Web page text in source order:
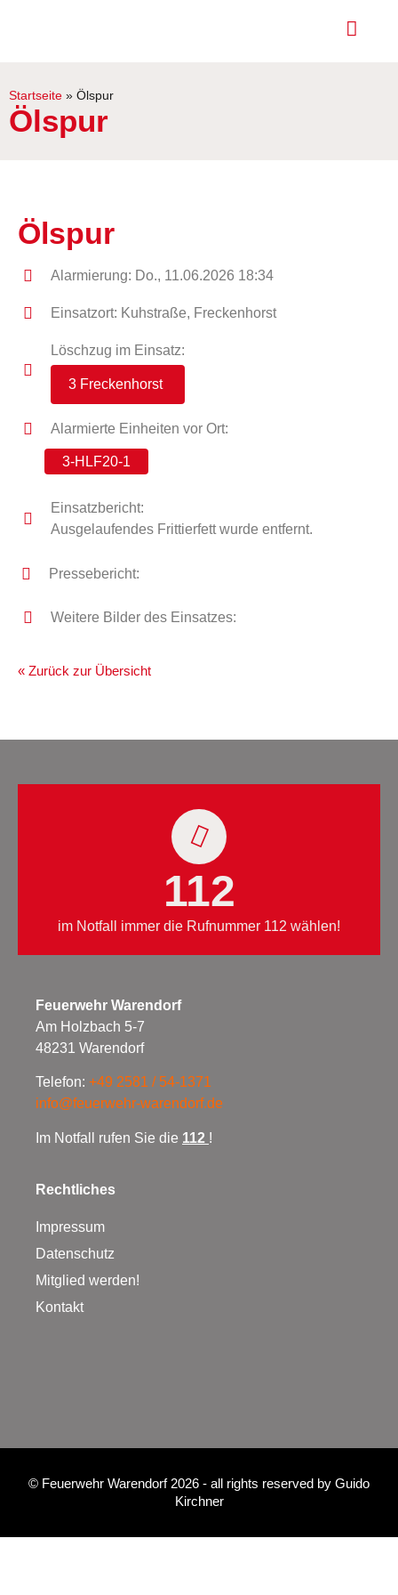
Startseite » Ölspur
Ölspur
Ölspur
Alarmierung: Do., 11.06.2026 18:34
Einsatzort: Kuhstraße, Freckenhorst
Löschzug im Einsatz:
3 Freckenhorst
Alarmierte Einheiten vor Ort:
3-HLF20-1
Einsatzbericht:
Ausgelaufendes Frittierfett wurde entfernt.
Pressebericht:
Weitere Bilder des Einsatzes:
« Zurück zur Übersicht
112
im Notfall immer die Rufnummer 112 wählen!
Feuerwehr Warendorf
Am Holzbach 5-7
48231 Warendorf
Telefon: +49 2581 / 54-1371
info@feuerwehr-warendorf.de
Im Notfall rufen Sie die 112 !
Rechtliches
Impressum
Datenschutz
Mitglied werden!
Kontakt
© Feuerwehr Warendorf 2026 - all rights reserved by Guido
Kirchner